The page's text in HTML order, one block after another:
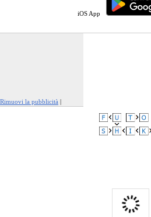
iOS App
Rimuovi la pubblicità |